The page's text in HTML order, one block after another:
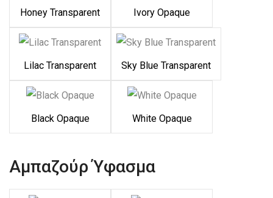
Honey Transparent Ivory Opaque
Lilac Transparent Sky Blue Transparent
Black Opaque White Opaque
Αμπαζούρ Ύφασμα